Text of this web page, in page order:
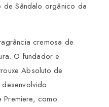
de Sândalo orgânico da
cremosa de
O fundador e
Absoluto de
Premiere, como